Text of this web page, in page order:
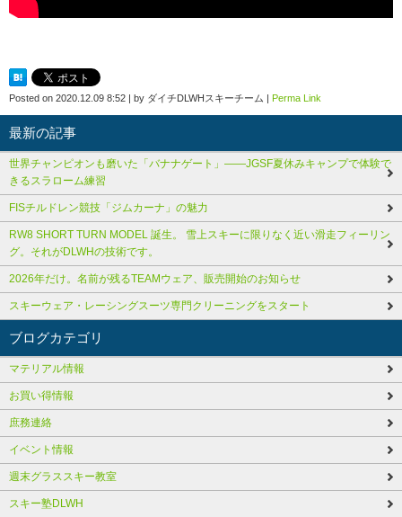
Posted on 2020.12.09 8:52 | by ダイチDLWHスキーチーム | Perma Link
最新の記事
世界チャンピオンも磨いた「バナナゲート」――JGSF夏休みキャンプで体験で
きるスラローム練習
FISチルドレン競技「ジムカーナ」の魅力
RW8 SHORT TURN MODEL 誕生。 雪上スキーに限りなく近い滑走フィーリン
グ。それがDLWHの技術です。
2026年だけ。名前が残るTEAMウェア、販売開始のお知らせ
スキーウェア・レーシングスーツ専門クリーニングをスタート
ブログカテゴリ
マテリアル情報
お買い得情報
庶務連絡
イベント情報
週末グラススキー教室
スキー塾DLWH